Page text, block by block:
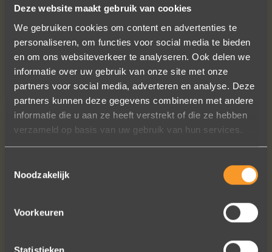
Deze website maakt gebruik van cookies
We gebruiken cookies om content en advertenties te
personaliseren, om functies voor social media te bieden
en om ons websiteverkeer te analyseren. Ook delen we
informatie over uw gebruik van onze site met onze
partners voor social media, adverteren en analyse. Deze
partners kunnen deze gegevens combineren met andere
informatie die u aan ze heeft verstrekt of die ze hebben
verzameld op basis van uw gebruik van hun services.
Noodzakelijk
Voorkeuren
Wat een prachtige sieraden! Na mn
Marijn Melis